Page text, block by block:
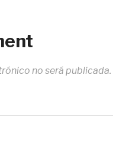
no será publicada.